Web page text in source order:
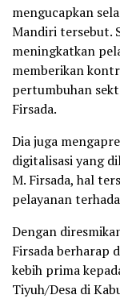
mengucapkan
Mandiri tersebut.
meningkatkan
memberikan
pertumbuhan
Firsada.
Dia juga
digitalisasi yang
M. Firsada, hal
pelayanan
Dengan
Firsada berharap
kebih prima
Tiyuh/Desa di